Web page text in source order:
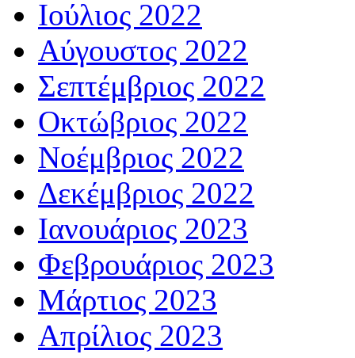
Ιούλιος 2022
Αύγουστος 2022
Σεπτέμβριος 2022
Οκτώβριος 2022
Νοέμβριος 2022
Δεκέμβριος 2022
Ιανουάριος 2023
Φεβρουάριος 2023
Μάρτιος 2023
Απρίλιος 2023